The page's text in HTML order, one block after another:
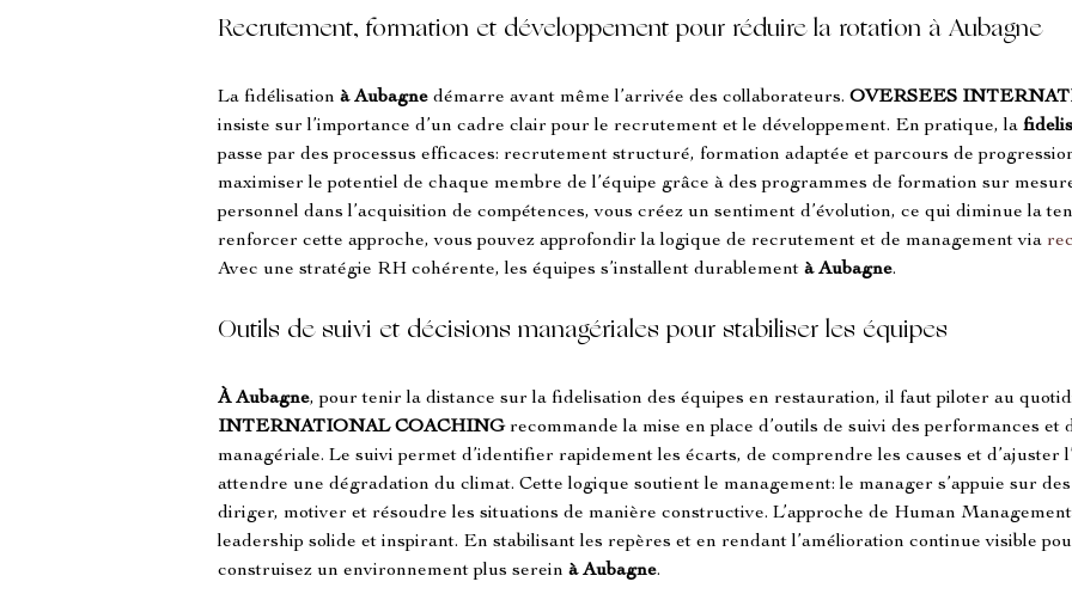
Recrutement, formation et développement pour réduire la rotation à Aubagne
La fidélisation à Aubagne démarre avant même l’arrivée des collaborateurs. OVERSEES
insiste sur l’importance d’un cadre clair pour le recrutement et le développement. En pratique, la
passe par des processus efficaces: recrutement structuré, formation adaptée et parcours de
maximiser le potentiel de chaque membre de l’équipe grâce à des programmes de formation sur
personnel dans l’acquisition de compétences, vous créez un sentiment d’évolution, ce qui diminue la
renforcer cette approche, vous pouvez approfondir la logique de recrutement et de management via
Avec une stratégie RH cohérente, les équipes s’installent durablement à Aubagne.
Outils de suivi et décisions managériales pour stabiliser les équipes
À Aubagne, pour tenir la distance sur la fidelisation des équipes en restauration, il faut piloter au
INTERNATIONAL COACHING recommande la mise en place d’outils de suivi des performances et
managériale. Le suivi permet d’identifier rapidement les écarts, de comprendre les causes et d’ajuster
attendre une dégradation du climat. Cette logique soutient le management: le manager s’appuie sur
diriger, motiver et résoudre les situations de manière constructive. L’approche de Human
leadership solide et inspirant. En stabilisant les repères et en rendant l’amélioration continue visible
construisez un environnement plus serein à Aubagne.